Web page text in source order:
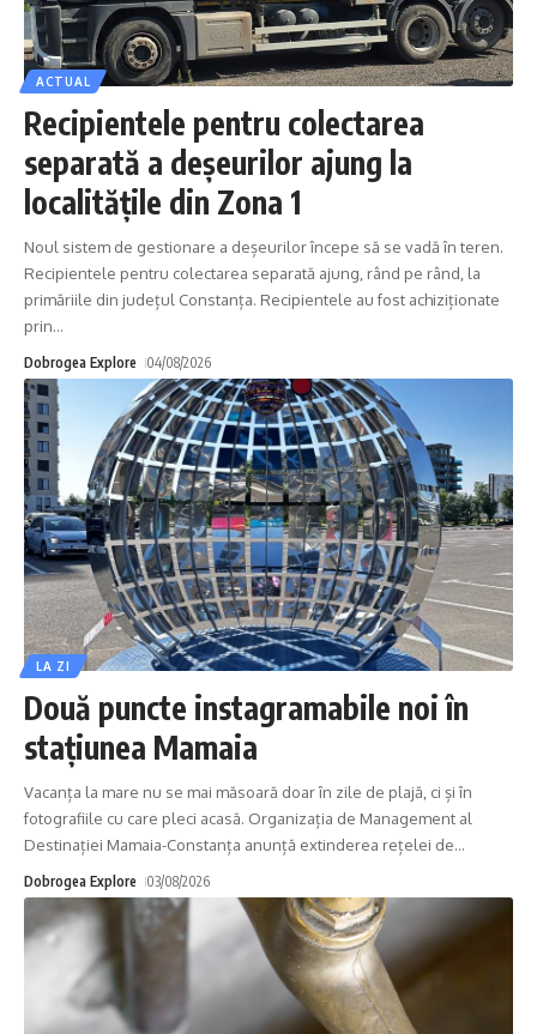
ACTUAL
Recipientele pentru colectarea
separată a deșeurilor ajung la
localitățile din Zona 1
Noul sistem de gestionare a deșeurilor începe să se vadă în teren.
Recipientele pentru colectarea separată ajung, rând pe rând, la
primăriile din județul Constanța. Recipientele au fost achiziționate
prin…
Dobrogea Explore 04/08/2026
LA ZI
Două puncte instagramabile noi în
stațiunea Mamaia
Vacanța la mare nu se mai măsoară doar în zile de plajă, ci și în
fotografiile cu care pleci acasă. Organizația de Management al
Destinației Mamaia-Constanța anunță extinderea rețelei de…
Dobrogea Explore 03/08/2026